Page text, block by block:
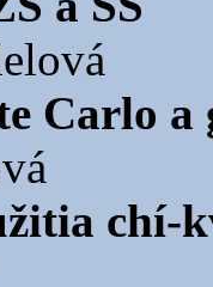
Carlo a
chí-